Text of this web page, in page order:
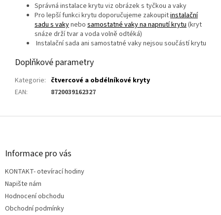
Správná instalace krytu viz obrázek s tyčkou a vaky
Pro lepší funkci krytu doporučujeme zakoupitinstalační
sadu s vakynebo samostatné vaky na napnutí krytu (kryt
snáze drží tvar a voda volně odtéká)
Instalační sada ani samostatné vaky nejsou součástí krytu
Doplňkové parametry
Kategorie: čtvercové a obdélníkové kryty
EAN: 8720039162327
Z
Informace pro vás
KONTAKT- otevírací hodiny
Napište nám
Hodnocení obchodu
Obchodní podmínky